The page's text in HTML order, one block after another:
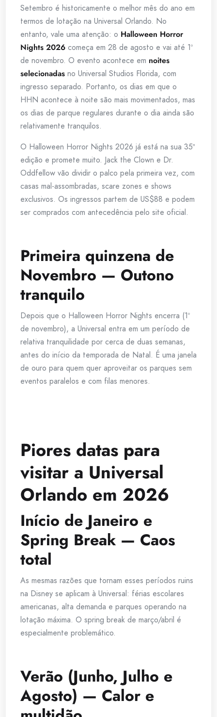
Setembro é historicamente o melhor mês do ano em
termos de lotação na Universal Orlando. No
entanto, vale uma atenção: o Halloween Horror
Nights 2026 começa em 28 de agosto e vai até 1º
de novembro. O evento acontece em noites
selecionadas no Universal Studios Florida, com
ingresso separado. Portanto, os dias em que o
HHN acontece à noite são mais movimentados, mas
os dias de parque regulares durante o dia ainda são
relativamente tranquilos.
O Halloween Horror Nights 2026 já está na sua 35ª
edição e promete muito. Jack the Clown e Dr.
Oddfellow vão dividir o palco pela primeira vez, com
casas mal-assombradas, scare zones e shows
exclusivos. Os ingressos partem de US$88 e podem
ser comprados com antecedência pelo site oficial.
Primeira quinzena de
Novembro — Outono
tranquilo
Depois que o Halloween Horror Nights encerra (1º
de novembro), a Universal entra em um período de
relativa tranquilidade por cerca de duas semanas,
antes do início da temporada de Natal. É uma janela
de ouro para quem quer aproveitar os parques sem
eventos paralelos e com filas menores.
Piores datas para
visitar a Universal
Orlando em 2026
Início de Janeiro e
Spring Break — Caos
total
As mesmas razões que tornam esses períodos ruins
na Disney se aplicam à Universal: férias escolares
americanas, alta demanda e parques operando na
lotação máxima. O spring break de março/abril é
especialmente problemático.
Verão (Junho, Julho e
Agosto) — Calor e